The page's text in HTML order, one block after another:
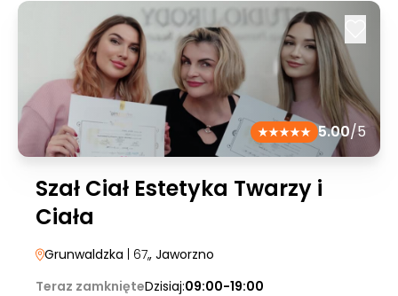
5.00/5
Szał Ciał Estetyka Twarzy i
Ciała
Grunwaldzka | 67,, Jaworzno
Teraz zamknięteDzisiaj:09:00-19:00